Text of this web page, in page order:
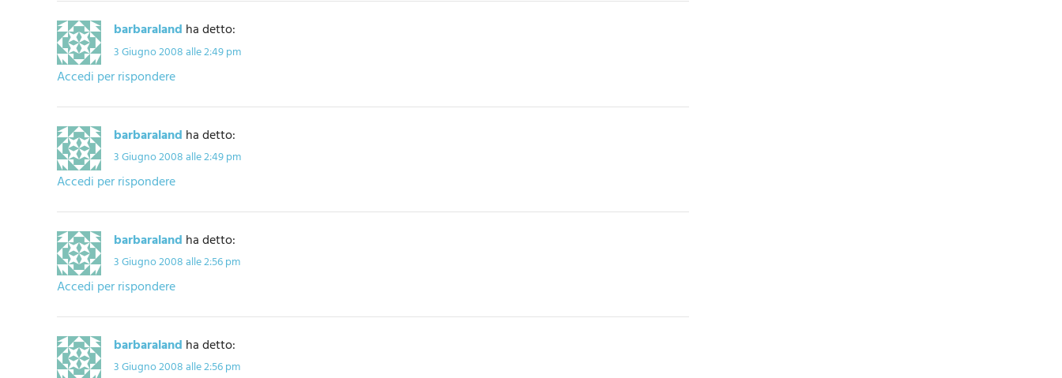
barbaraland ha detto:
3 Giugno 2008 alle 2:49 pm
Accedi per rispondere
barbaraland ha detto:
3 Giugno 2008 alle 2:49 pm
Accedi per rispondere
barbaraland ha detto:
3 Giugno 2008 alle 2:56 pm
Accedi per rispondere
barbaraland ha detto:
3 Giugno 2008 alle 2:56 pm